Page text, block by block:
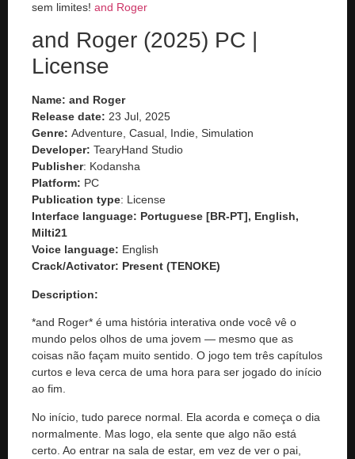
sem limites! and Roger
and Roger (2025) PC |
License
Name: and Roger
Release date: 23 Jul, 2025
Genre: Adventure, Casual, Indie, Simulation
Developer: TearyHand Studio
Publisher: Kodansha
Platform: PC
Publication type: License
Interface language: Portuguese [BR-PT], English,
Milti21
Voice language: English
Crack/Activator: Present (TENOKE)
Description:
*and Roger* é uma história interativa onde você vê o
mundo pelos olhos de uma jovem — mesmo que as
coisas não façam muito sentido. O jogo tem três capítulos
curtos e leva cerca de uma hora para ser jogado do início
ao fim.
No início, tudo parece normal. Ela acorda e começa o dia
normalmente. Mas logo, ela sente que algo não está
certo. Ao entrar na sala de estar, em vez de ver o pai,